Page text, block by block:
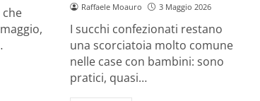
che
Raffaele Moauro 3 Maggio 2026
I succhi confezionati restano
una scorciatoia molto comune
nelle case con bambini: sono
pratici, quasi…